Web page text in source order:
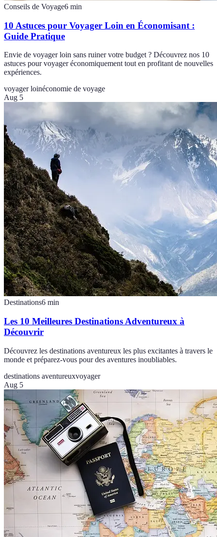
Conseils de Voyage6 min
10 Astuces pour Voyager Loin en Économisant :
Guide Pratique
Envie de voyager loin sans ruiner votre budget ? Découvrez nos 10
astuces pour voyager économiquement tout en profitant de nouvelles
expériences.
voyager loinéconomie de voyage
Aug 5
Destinations6 min
Les 10 Meilleures Destinations Adventureux à
Découvrir
Découvrez les destinations aventureux les plus excitantes à travers le
monde et préparez-vous pour des aventures inoubliables.
destinations aventureuxvoyager
Aug 5